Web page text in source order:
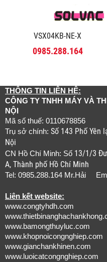
VSX04KB-NE-X
0985.288.164
THÔNG TIN LIÊN HỆ:
CÔNG TY TNHH MÁY VÀ
NỘI
Mã số thuế: 0110678856
Trụ sở chính: Số 143 Phố Yên
Nội
CN Hồ Chí Minh: Số 13/1/3
A, Thành phố Hồ Chí Minh
Tel: 0985.288.164 Mr.Hải
Liên kết website:
www.congtyhdh.com
www.bamongthuyluc.com
www.khopnoicongnghiep.com
www.gianchankhinen.com
www.luoicatcongnghiep.com